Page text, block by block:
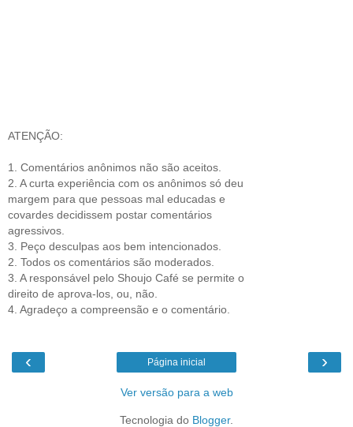
ATENÇÃO:
1. Comentários anônimos não são aceitos.
2. A curta experiência com os anônimos só deu
margem para que pessoas mal educadas e
covardes decidissem postar comentários
agressivos.
3. Peço desculpas aos bem intencionados.
2. Todos os comentários são moderados.
3. A responsável pelo Shoujo Café se permite o
direito de aprova-los, ou, não.
4. Agradeço a compreensão e o comentário.
‹ ›
Página inicial
Ver versão para a web
Tecnologia do Blogger.